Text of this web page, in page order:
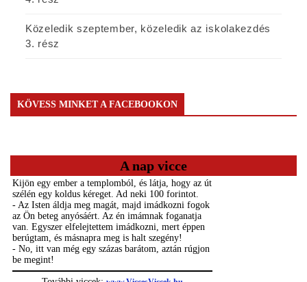
Közeledik szeptember, közeledik az iskolakezdés
3. rész
KÖVESS MINKET A FACEBOOKON
A nap vicce